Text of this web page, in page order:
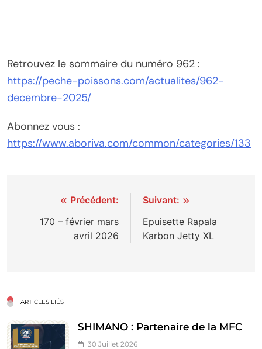
Retrouvez le sommaire du numéro 962 :
https://peche-poissons.com/actualites/962-
decembre-2025/
Abonnez vous :
https://www.aboriva.com/common/categories/133
NavigationPrécédent:
170 – février mars
avril 2026
Suivant:
Epuisette Rapala
Karbon Jetty XL
ARTICLES LIÉS
SHIMANO : Partenaire de la MFC
30 Juillet 2026